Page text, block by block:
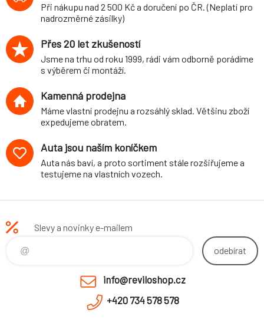
Při nákupu nad 2 500 Kč a doručení po ČR. (Neplatí pro
nadrozměrné zásilky)
Přes 20 let zkušeností
Jsme na trhu od roku 1999, rádi vám odborně porádíme
s výběrem či montáží.
Kamenná prodejna
Máme vlastní prodejnu a rozsáhlý sklad. Většinu zboží
expedujeme obratem.
Auta jsou naším koníčkem
Auta nás baví, a proto sortiment stále rozšiřujeme a
testujeme na vlastních vozech.
Slevy a novinky e-mailem
odebírat
info@reviloshop.cz
+420 734 578 578